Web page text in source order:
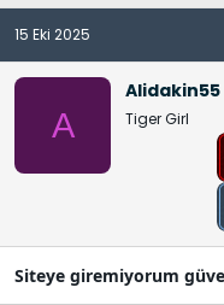
a
d
e
15 Eki 2025
A
Alidakin55
Tiger Girl
Siteye giremiyorum